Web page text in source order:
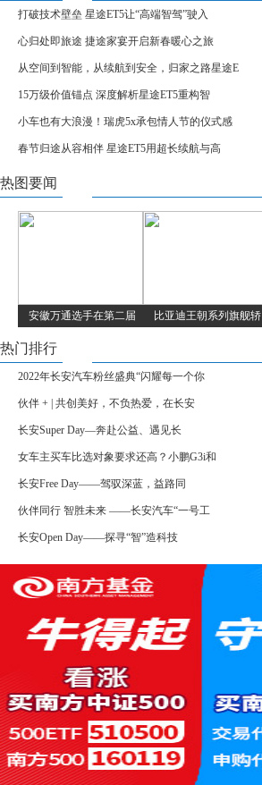
打破技术壁垒 星途ET5让“高端智驾”驶入
心归处即旅途 捷途家宴开启新春暖心之旅
从空间到智能，从续航到安全，归家之路星途E
15万级价值锚点 深度解析星途ET5重构智
小车也有大浪漫！瑞虎5x承包情人节的仪式感
春节归途从容相伴 星途ET5用超长续航与高
热图要闻
安徽万通选手在第二届 比亚迪王朝系列旗舰轿
热门排行
2022年长安汽车粉丝盛典“闪耀每一个你
伙伴 + | 共创美好，不负热爱，在长安
长安Super Day—奔赴公益、遇见长
女车主买车比选对象要求还高？小鹏G3i和
长安Free Day——驾驭深蓝，益路同
伙伴同行 智胜未来 ——长安汽车“一号工
长安Open Day——探寻“智”造科技